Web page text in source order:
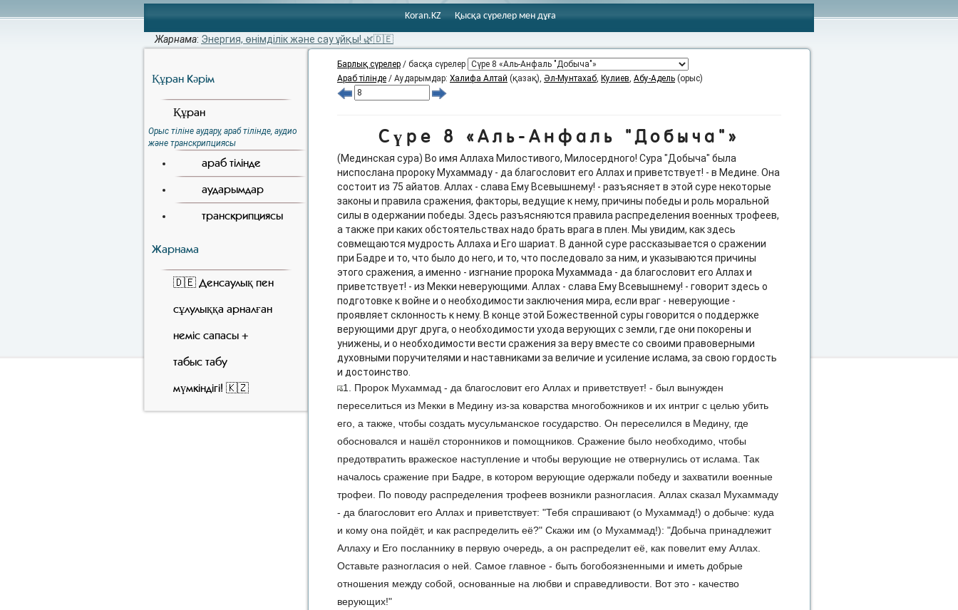
Koran.KZ Қысқа сүрелер мен дұға
Жарнама: Энергия, өнімділік және сау ұйқы! 🌿🇩🇪
Құран Кәрiм
Құран
Орыс тіліне аудару, араб тілінде, аудио
және транскрипциясы
араб тілінде
аударымдар
транскрипциясы
Жарнама
🇩🇪 Денсаулық пен
сұлулыққа арналған
неміс сапасы +
табыс табу
мүмкіндігі! 🇰🇿
Барлық сүрелер / басқа сүрелер
Араб тілінде / Аударымдар: Халифа Алтай (қазақ), Әл-Мунтахаб, Кулиев, Абу-Адель (орыс)
Сүре 8 «Аль-Анфаль "Добыча"»
(Мединская сура) Во имя Аллаха Милостивого, Милосердного! Сура "Добыча" была
ниспослана пророку Мухаммаду - да благословит его Аллах и приветствует! - в Медине. Она
состоит из 75 айатов. Аллах - слава Ему Всевышнему! - разъясняет в этой суре некоторые
законы и правила сражения, факторы, ведущие к нему, причины победы и роль моральной
силы в одержании победы. Здесь разъясняются правила распределения военных трофеев,
а также при каких обстоятельствах надо брать врага в плен. Мы увидим, как здесь
совмещаются мудрость Аллаха и Его шариат. В данной суре рассказывается о сражении
при Бадре и то, что было до него, и то, что последовало за ним, и указываются причины
этого сражения, а именно - изгнание пророка Мухаммада - да благословит его Аллах и
приветствует! - из Мекки неверующими. Аллах - слава Ему Всевышнему! - говорит здесь о
подготовке к войне и о необходимости заключения мира, если враг - неверующие -
проявляет склонность к нему. В конце этой Божественной суры говорится о поддержке
верующими друг друга, о необходимости ухода верующих с земли, где они покорены и
унижены, и о необходимости вести сражения за веру вместе со своими правоверными
духовными поручителями и наставниками за величие и усиление ислама, за свою гордость
и достоинство.
1. Пророк Мухаммад - да благословит его Аллах и приветствует! - был вынужден
переселиться из Мекки в Медину из-за коварства многобожников и их интриг с целью убить
его, а также, чтобы создать мусульманское государство. Он переселился в Медину, где
обосновался и нашёл сторонников и помощников. Сражение было необходимо, чтобы
предотвратить вражеское наступление и чтобы верующие не отвернулись от ислама. Так
началось сражение при Бадре, в котором верующие одержали победу и захватили военные
трофеи. По поводу распределения трофеев возникли разногласия. Аллах сказал Мухаммаду
- да благословит его Аллах и приветствует: "Тебя спрашивают (о Мухаммад!) о добыче: куда
и кому она пойдёт, и как распределить её?" Скажи им (о Мухаммад!): "Добыча принадлежит
Аллаху и Его посланнику в первую очередь, а он распределит её, как повелит ему Аллах.
Оставьте разногласия о ней. Самое главное - быть богобоязненными и иметь добрые
отношения между собой, основанные на любви и справедливости. Вот это - качество
верующих!"